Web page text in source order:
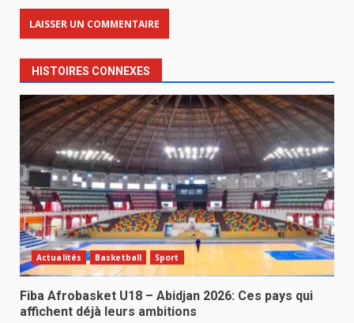
HISTOIRES CONNEXES
Actualités Basketball Sport
Fiba Afrobasket U18 – Abidjan 2026: Ces pays qui
affichent déjà leurs ambitions